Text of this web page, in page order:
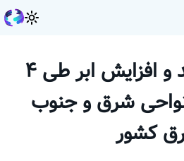
وزش باد شدید و افزایش ابر طی ۴
نواحی شرق و جنوب
کشور